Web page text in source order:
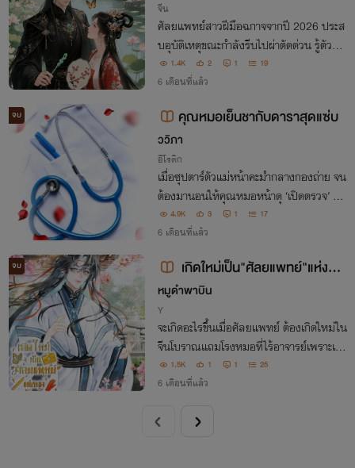
จีน
ศัลยแพทย์สาวฝีมือฉกาจจากปี 2026 ประส
บอุบัติเหตุขณะกำลังรีบไปผ่าตัดด่วน รู้ตัวอีก
ทีเธอก็มาอยู่ในร่างของบุตรสาวสายหลักขอ
งตระกูลมู่ที่ถูกทอดทิ้งให้ไปเฝ้าศาลบรรพชน
1.4K 2 1 19
6 เดือนที่แล้ว
จบ คุณหมอเย็นชากับดาราสุดแซ่บ
ววิภา
อีโรติก
เมื่อซุปตาร์ตัวแม่หน้าคะมำกลางกองถ่าย จน
ต้องมานอนให้คุณหมอหน้าดุ ‘เปิดตรวจ’ ใน
ห้องพิเศษที่ห้ามพยาบาลเข้า! ความแสบของ
แผลเริ่มหายไป แต่ความสยิวซ่านกลับเข้ามา
4.9K 3 1 17
6 เดือนที่แล้ว
จบ
เกิดใหม่เป็น"ศัลยแพทย์"แห่งยุค
จีนโบราณ(E-book)
หมูดำพาบิน
Y
จะเกิดอะไรขึ้นเมื่อศัลยแพทย์ ต้องเกิดใหม่ใน
จีนโบราณแถมโรงหมอที่ไร้อาจารย์เพราะเป็
นโรงหมอที่มีแต่เด็กกำพร้า .. แต่ไม่เป็นไรเพ
ราะข้าจะเป็นอาจารย์ให้พวกเจ้าเอง
1.5K 1 1 25
6 เดือนที่แล้ว